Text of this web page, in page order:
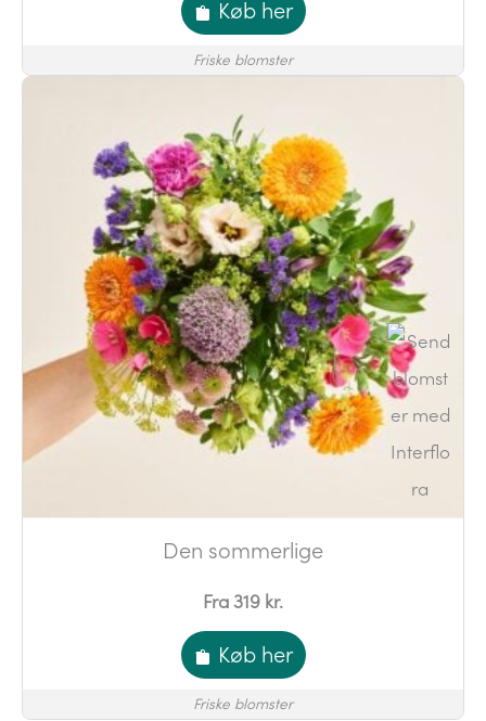
Køb her
Friske blomster
Den sommerlige
Fra 319 kr.
Køb her
Friske blomster